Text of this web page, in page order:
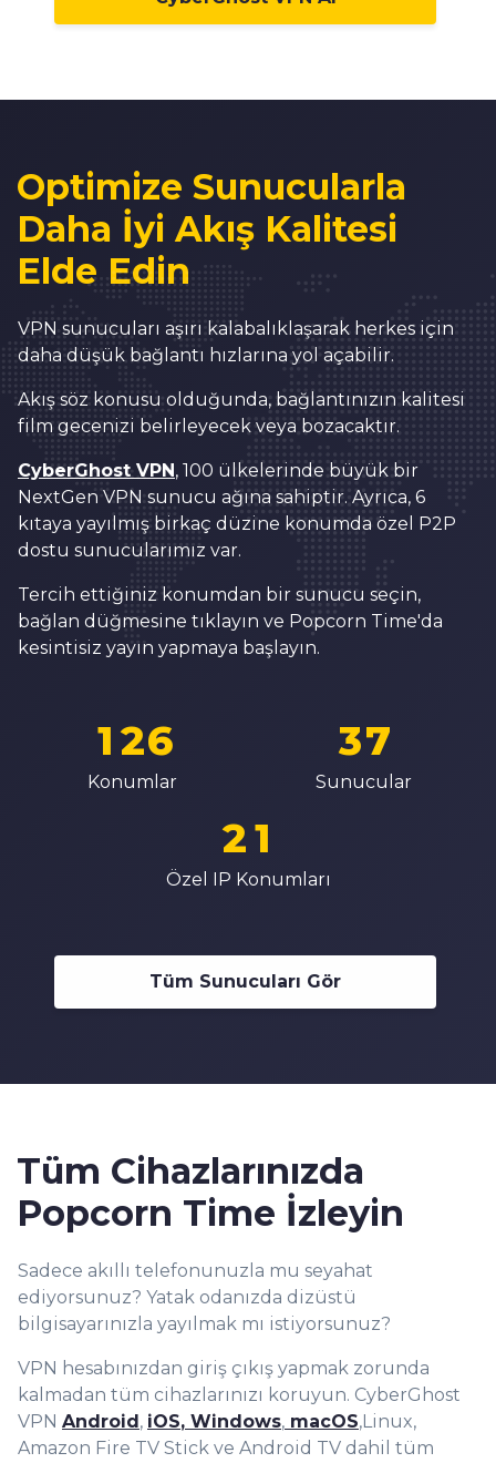
Optimize Sunucularla
Daha İyi Akış Kalitesi
Elde Edin
VPN sunucuları aşırı kalabalıklaşarak herkes için
daha düşük bağlantı hızlarına yol açabilir.
Akış söz konusu olduğunda, bağlantınızın kalitesi
film gecenizi belirleyecek veya bozacaktır.
CyberGhost VPN , 100 ülkelerinde büyük bir
NextGen VPN sunucu ağına sahiptir. Ayrıca, 6
kıtaya yayılmış birkaç düzine konumda özel P2P
dostu sunucularımız var.
Tercih ettiğiniz konumdan bir sunucu seçin,
bağlan düğmesine tıklayın ve Popcorn Time'da
kesintisiz yayın yapmaya başlayın.
1
2
8
0
2
4
5
6
7
8
9
0
2
3
9
8
0
2
3
4
6
7
8
9
0
1
2
3
4
6
7
9
Konumlar
0
3
4
9
1
3
4
7
9
0
1
2
3
4
7
8
Sunucular
2
3
5
6
8
0
1
2
3
5
6
1
2
4
5
7
9
Özel IP Konumları
Tüm Sunucuları Gör
Tüm Cihazlarınızda
Popcorn Time İzleyin
Sadece akıllı telefonunuzla mu seyahat
ediyorsunuz? Yatak odanızda dizüstü
bilgisayarınızla yayılmak mı istiyorsunuz?
VPN hesabınızdan giriş çıkış yapmak zorunda
kalmadan tüm cihazlarınızı koruyun. CyberGhost
VPN Android , iOS, Windows, macOS,Linux,
Amazon Fire TV Stick ve Android TV dahil tüm